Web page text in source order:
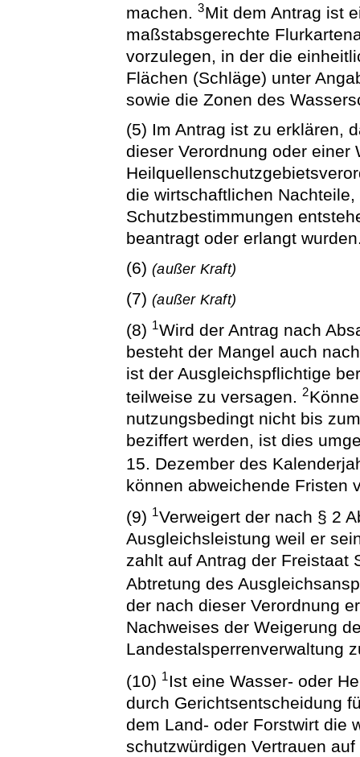
machen.3Mit dem Antrag ist
maßstabsgerechte
vorzulegen, in der die
Flächen (Schläge) unter
sowie die Zonen des
(5) Im Antrag ist zu erklären,
dieser Verordnung oder einer
die wirtschaftlichen
Schutzbestimmungen
beantragt oder erlangt
(6)(außer Kraft)
(7)(außer Kraft)
(8) 1Wird der Antrag nach
besteht der Mangel auch
ist der Ausgleichspflichtige
teilweise zu versagen.2
nutzungsbedingt nicht bis
beziffert werden, ist dies
15. Dezember des
können abweichende Fristen
(9) 1Verweigert der nach § 2
Ausgleichsleistung weil er
zahlt auf Antrag der Freistaat
Abtretung des
der nach dieser Verordnung
Nachweises der Weigerung
Landestalsperrenverwaltung
(10) 1 Ist eine Wasser- oder
durch Gerichtsentscheidung
dem Land- oder Forstwirt die
schutzwürdigen Vertrauen